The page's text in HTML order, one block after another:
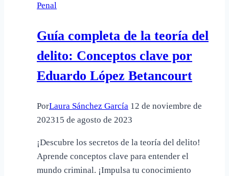
descubre
ilegalidad
Penal
Guía completa de la teoría del
delito: Conceptos clave por
Eduardo López Betancourt
PorLaura Sánchez García 12 de noviembre de
202315 de agosto de 2023
¡Descubre los secretos de la teoría del delito!
Aprende conceptos clave para entender el
mundo criminal. ¡Impulsa tu conocimiento